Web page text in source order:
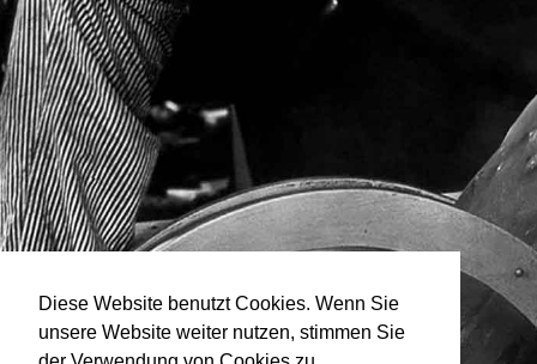
Diese Website benutzt Cookies. Wenn Sie
unsere Website weiter nutzen, stimmen Sie